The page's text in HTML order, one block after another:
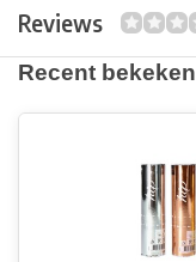
Reviews
Recent bekeken